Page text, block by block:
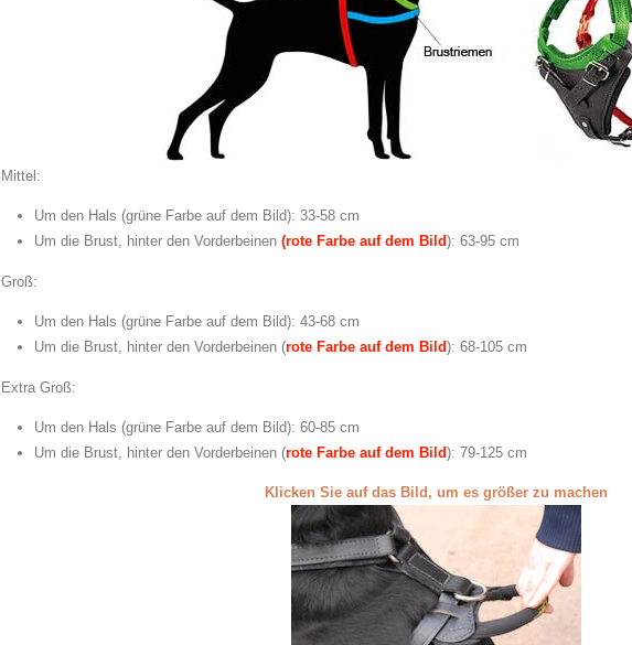
Mittel:
Um den Hals (grüne Farbe auf dem Bild): 33-58 cm
Um die Brust, hinter den Vorderbeinen (rote Farbe auf dem Bild): 63-95 cm
Groß:
Um den Hals (grüne Farbe auf dem Bild): 43-68 cm
Um die Brust, hinter den Vorderbeinen (rote Farbe auf dem Bild): 68-105 cm
Extra Groß:
Um den Hals (grüne Farbe auf dem Bild): 60-85 cm
Um die Brust, hinter den Vorderbeinen (rote Farbe auf dem Bild): 79-125 cm
Klicken Sie auf das Bild, um es größer zu machen